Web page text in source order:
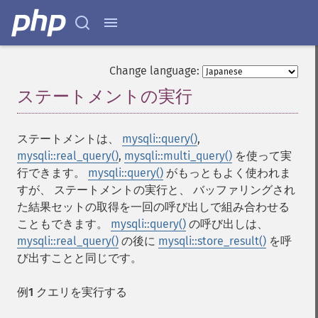
Change language:
ステートメントの実行
ステートメントは、 mysqli::query(),
mysqli::real_query(), mysqli::multi_query() を使って実
行できます。 mysqli::query() がもっともよく使われま
すが、 ステートメントの実行と、 バッファリングされ
た結果セットの取得を一回の呼び出しで組み合わせる
こともできます。 mysqli::query() の呼び出しは、
mysqli::real_query() の後に mysqli::store_result() を呼
び出すことと同じです。
例1 クエリを実行する